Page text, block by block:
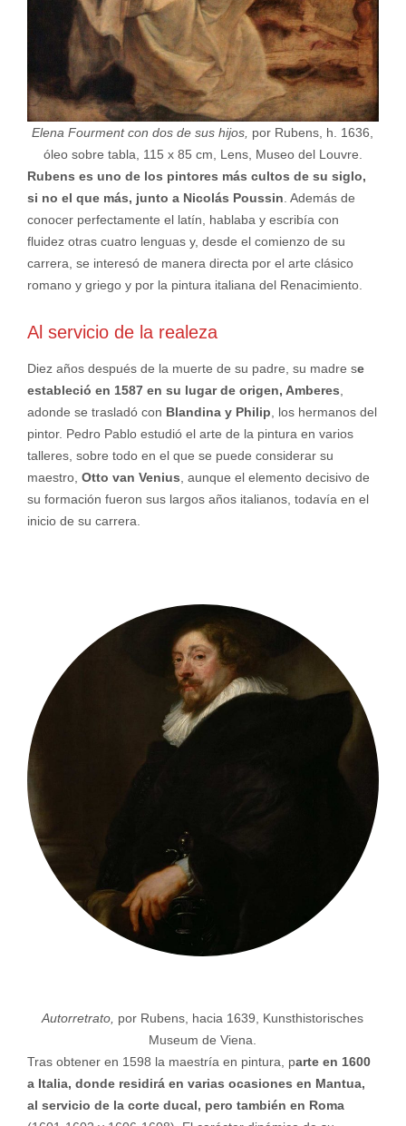
Elena Fourment con dos de sus hijos, por Rubens, h. 1636,
óleo sobre tabla, 115 x 85 cm, Lens, Museo del Louvre.
Rubens es uno de los pintores más cultos de su siglo,
si no el que más, junto a Nicolás Poussin . Además de
conocer perfectamente el latín, hablaba y escribía con
fluidez otras cuatro lenguas y, desde el comienzo de su
carrera, se interesó de manera directa por el arte clásico
romano y griego y por la pintura italiana del Renacimiento.
Al servicio de la realeza
Diez años después de la muerte de su padre, su madre se
estableció en 1587 en su lugar de origen, Amberes
adonde se trasladó con Blandina y Philip , los hermanos del
pintor. Pedro Pablo estudió el arte de la pintura en varios
talleres, sobre todo en el que se puede considerar su
maestro, Otto van Venius , aunque el elemento decisivo de
su formación fueron sus largos años italianos, todavía en el
inicio de su carrera.
Autorretrato, por Rubens, hacia 1639, Kunsthistorisches
Museum de Viena.
Tras obtener en 1598 la maestría en pintura, parte en 1600
a Italia, donde residirá en varias ocasiones en Mantua,
al servicio de la corte ducal, pero también en Roma